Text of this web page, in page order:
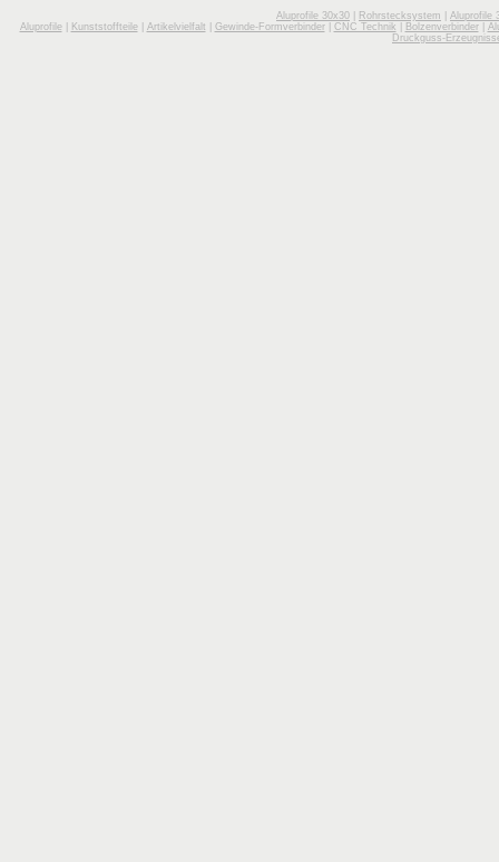
Aluprofile 30x30 Rohrstecksystem
Aluprofile
Aluprofile| Kunststoffteile| Artikelvielfalt Gewinde-Formverbinder| CNC Technik Bolzenverbinder|
Druckguss-